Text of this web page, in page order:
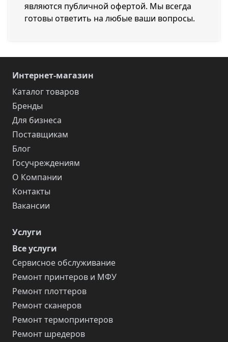
являются публичной офертой. Мы всегда
готовы ответить на любые ваши вопросы.
Интернет-магазин
Каталог товаров
Бренды
Для бизнеса
Поставщикам
Блог
Госучреждениям
О Компании
Контакты
Вакансии
Услуги
Все услуги
Сервисное обслуживание
Ремонт принтеров и МФУ
Ремонт плоттеров
Ремонт сканеров
Ремонт термопринтеров
Ремонт шредеров